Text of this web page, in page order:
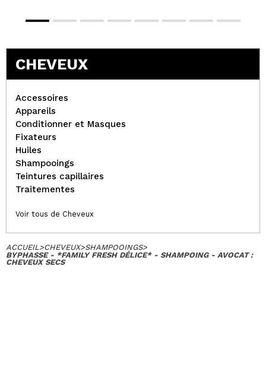
CHEVEUX
Accessoires
Appareils
Conditionner et Masques
Fixateurs
Huiles
Shampooings
Teintures capillaires
Traitementes
Voir tous de Cheveux
ACCUEIL>CHEVEUX>SHAMPOOINGS>
BYPHASSE - *FAMILY FRESH DÉLICE* - SHAMPOING - AVOCAT :
CHEVEUX SECS